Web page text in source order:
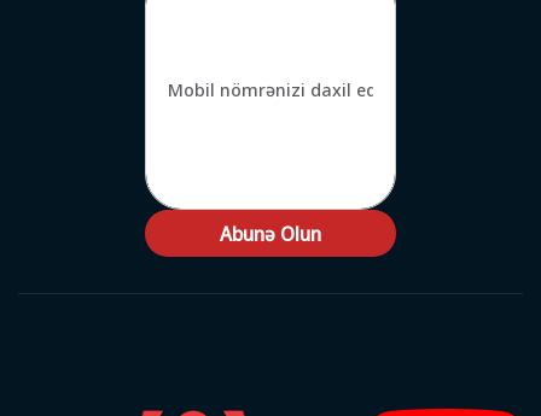
Abunə Olun